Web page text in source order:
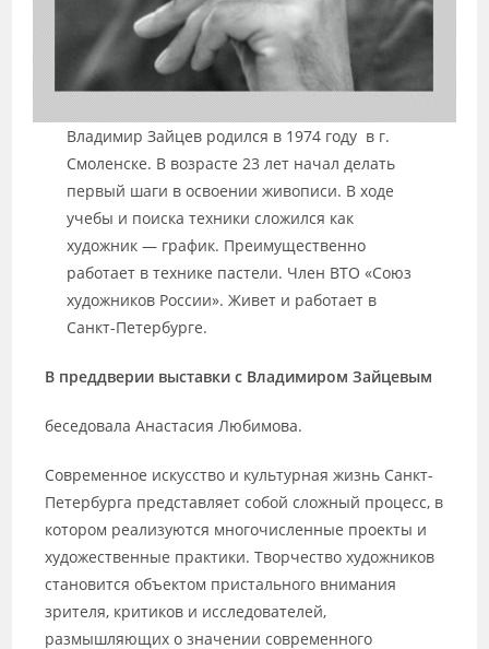
Владимир Зайцев родился в 1974 году в г.
Смоленске. В возрасте 23 лет начал делать
первый шаги в освоении живописи. В ходе
учебы и поиска техники сложился как
художник — график. Преимущественно
работает в технике пастели. Член ВТО «Союз
художников России». Живет и работает в
Санкт-Петербурге.
В преддверии выставки с Владимиром Зайцевым
беседовала Анастасия Любимова.
Современное искусство и культурная жизнь Санкт-
Петербурга представляет собой сложный процесс, в
котором реализуются многочисленные проекты и
художественные практики. Творчество художников
становится объектом пристального внимания
зрителя, критиков и исследователей,
размышляющих о значении современного